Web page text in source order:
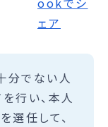
分でない人
行い、本人
選任して、